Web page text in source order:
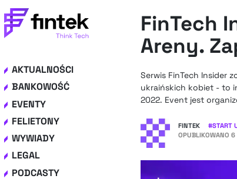
AKTUALNOŚCI
BANKOWOŚĆ
EVENTY
FELIETONY
WYWIADY
LEGAL
PODCASTY
FinTech
Areny.
Serwis FinTech Insider
ukraińskich kobiet - to
2022. Event jest
FINTEK #START
OPUBLIKOWANO 6